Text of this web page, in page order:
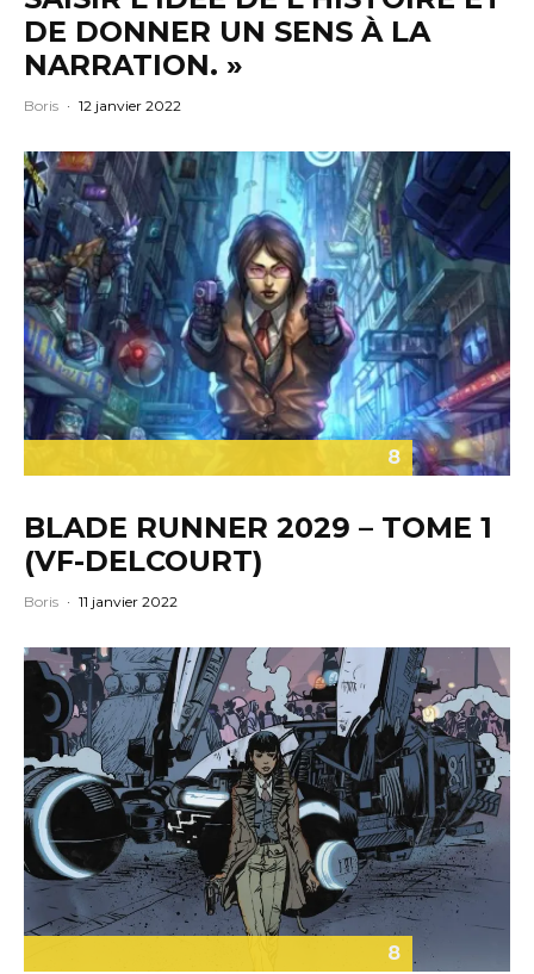
DE DONNER UN SENS À LA
NARRATION. »
Boris · 12 janvier 2022
8
BLADE RUNNER 2029 – TOME 1
(VF-DELCOURT)
Boris · 11 janvier 2022
8